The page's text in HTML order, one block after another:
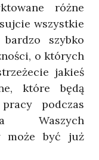
różne
wszystkie
szybko
o których
jakieś
które będą
podczas
Waszych
może być już